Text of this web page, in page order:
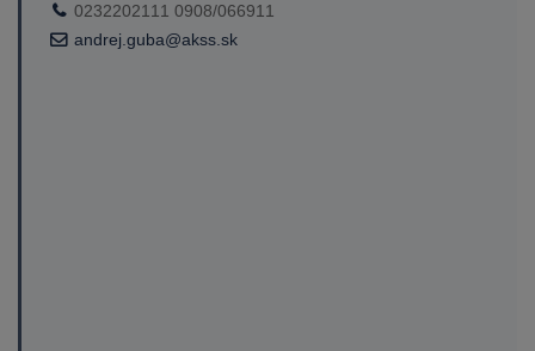
0232202111 0908/066911
andrej.guba@akss.sk